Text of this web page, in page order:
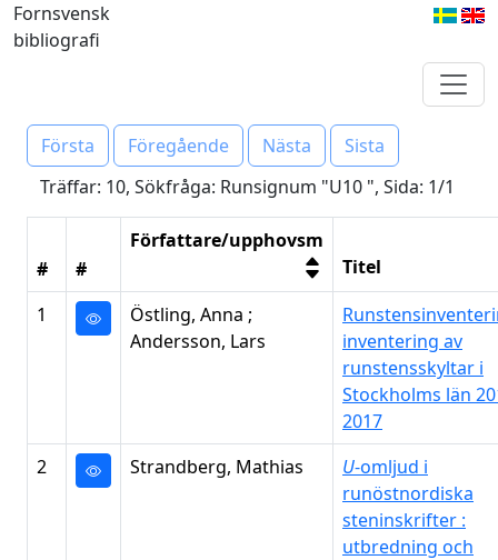
Fornsvensk
bibliografi
Första Föregående Nästa
Sista
Träffar: 10, Sökfråga: Runsignum "U10 ", Sida: 1/1
# #
Författare/upphovsm
Titel
1
Östling, Anna ;
Andersson, Lars
inventering av
runstensskyltar i
Stockholms län
2017
2
Strandberg, Mathias U-omljud i
runöstnordiska
steninskrifter :
utbredning och